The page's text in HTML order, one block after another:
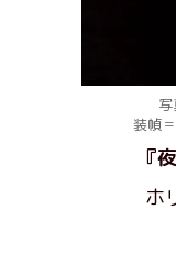
装幀
『
ホ